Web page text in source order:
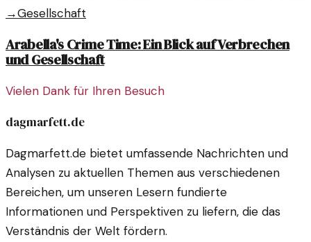
→Gesellschaft
Arabella's Crime Time: Ein Blick auf Verbrechen
und Gesellschaft
Vielen Dank für Ihren Besuch
dagmarfett.de
Dagmarfett.de bietet umfassende Nachrichten und
Analysen zu aktuellen Themen aus verschiedenen
Bereichen, um unseren Lesern fundierte
Informationen und Perspektiven zu liefern, die das
Verständnis der Welt fördern.